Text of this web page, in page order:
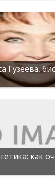
Гузеева,
как